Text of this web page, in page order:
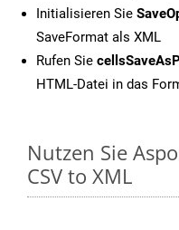
Initialisieren Sie
SaveFormat als XML
Rufen Sie
HTML-Datei in das
Nutzen Sie
CSV to XML